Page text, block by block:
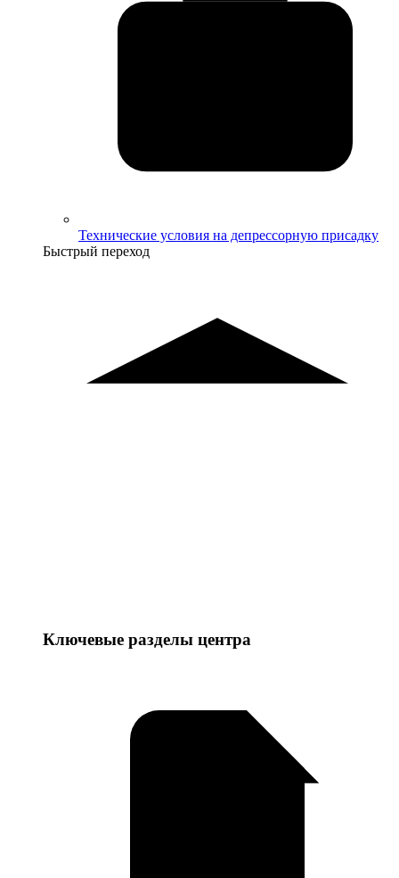
Технические условия на депрессорную присадку
Быстрый переход
Ключевые разделы центра